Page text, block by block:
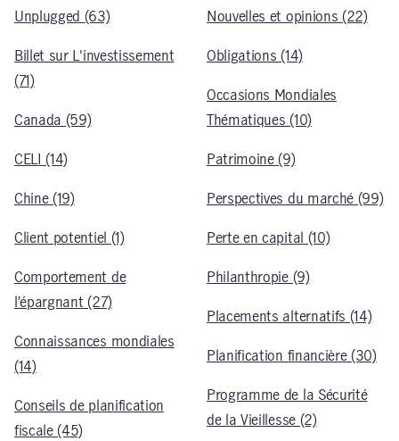
Unplugged (63)
Billet sur L'investissement
(71)
Canada (59)
CELI (14)
Chine (19)
Client potentiel (1)
Comportement de
l’épargnant (27)
Connaissances mondiales
(14)
Conseils de planification
fiscale (45)
Nouvelles et opinions (22)
Obligations (14)
Occasions Mondiales
Thématiques (10)
Patrimoine (9)
Perspectives du marché (99)
Perte en capital (10)
Philanthropie (9)
Placements alternatifs (14)
Planification financière (30)
Programme de la Sécurité
de la Vieillesse (2)